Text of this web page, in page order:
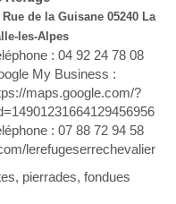
Rue de la Guisane 05240 La
les-Alpes
: 04 92 24 78 08
My Business :
maps.google.com/?
: 07 88 72 94 58
lerefugeserrechevalier
pierrades, fondues